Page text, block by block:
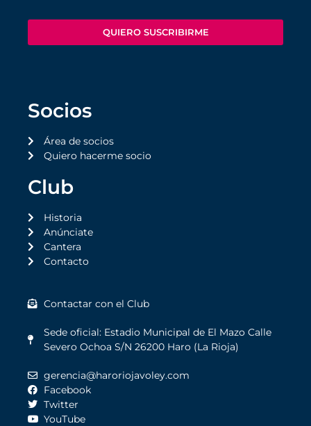
QUIERO SUSCRIBIRME
Socios
Área de socios
Quiero hacerme socio
Club
Historia
Anúnciate
Cantera
Contacto
Contactar con el Club
Sede oficial: Estadio Municipal de El Mazo Calle
Severo Ochoa S/N 26200 Haro (La Rioja)
gerencia@haroriojavoley.com
Facebook
Twitter
YouTube